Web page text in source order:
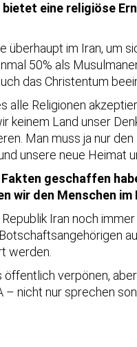
eine religiöse
überhaupt im Iran, um
50% als
das Christentum
alle Religionen
keinem Land unser
Man muss ja nur
unsere neue Heimat
geschaffen
wir den Menschen
Iran noch
werden.
verpönen,
nicht nur sprechen